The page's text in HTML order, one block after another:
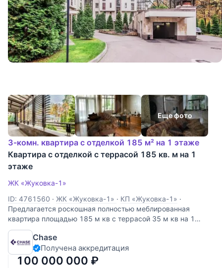
Еще фото
3-комн. квартира с отделкой 185 м² на 1 этаже
Квартира с отделкой с террасой 185 кв. м на 1
этаже
ЖК «Жуковка-1»
ID: 4761560 · ЖК «Жуковка-1» · КП «Жуковка-1» ·
Предлагается роскошная полностью меблированная
квартира площадью 185 м кв с террасой 35 м кв на 1
этаже / 7 этажного дома в КП Жуковка-1! Дизайнерский
ремонт с использованием импортных материалов от
ведущих производителей! Планировка включает в себя
Chase
Получена аккредитация
100 000 000 ₽